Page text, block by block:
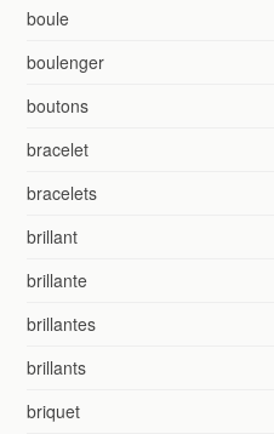
boule
boulenger
boutons
bracelet
bracelets
brillant
brillante
brillantes
brillants
briquet